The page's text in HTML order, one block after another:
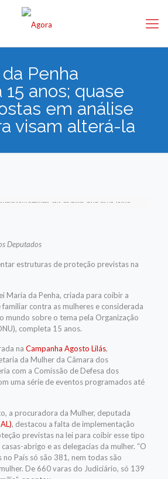
Penha
anos; quase
em análise
visam alterá-la
Deputados
estruturas de proteção previstas na
Maria da Penha, criada para coibir a
contra as mulheres e considerada
mundo sobre o tema pela Organização
completa 15 anos.
na Campanha Agosto Lilás,
da Mulher da Câmara dos
com a Comissão de Defesa dos
uma série de eventos programados até
a procuradora da Mulher, deputada
, destacou a falta de implementação
previstas na lei para coibir esse tipo
abrigo e as delegacias da mulher. “O
no País só são 381, nem todas são
De 660 varas do Judiciário, só 139